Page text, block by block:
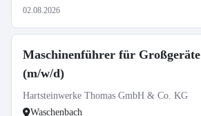
02.08.2026
Maschinenführer für Großgeräte
(m/w/d)
Hartsteinwerke Thomas GmbH & Co. KG
Waschenbach